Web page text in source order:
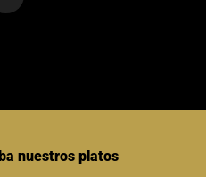
nuestros platos